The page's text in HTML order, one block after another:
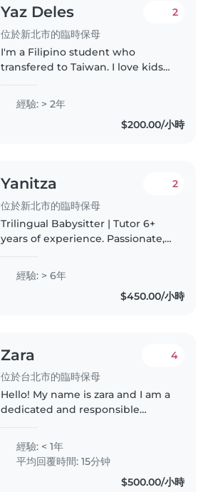
Yaz Deles
位於新北市的臨時保母
2
I'm a Filipino student who
transfered to Taiwan. I love kids
and creativity. When I was in
high school I was a student
經驗: > 2年
$200.00/小時
Yanitza
位於新北市的臨時保母
2
Trilingual Babysitter | Tutor 6+
years of experience. Passionate,
trust, confidence, and
meaningful connections with..
經驗: > 6年
$450.00/小時
Zara
位於台北市的臨時保母
4
Hello! My name is zara and I am a
dedicated and responsible
for working with children. With
experience in both teaching and
childcare, I am committed..
經驗: < 1年
平均回覆時間: 15分钟
$500.00/小時